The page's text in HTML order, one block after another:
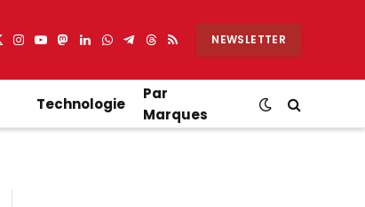
Instagram
YouTube
Mastodon
LinkedIn
WhatsApp
Partager
Telegram
Threads
RSS NEWSLETTER
Technologie
Par
Marques